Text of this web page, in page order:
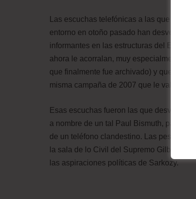
Las escuchas telefónicas a las que fue
entorno en otoño pasado han desvelado
informantes en las estructuras del Estado
ahora le acorralan, muy especialmente,
que finalmente fue archivado) y que
misma campaña de 2007 que le valió a
Esas escuchas fueron las que
a nombre de un tal Paul Bismuth, para
de un teléfono clandestino. Las
la sala de lo Civil del Supremo Gilbert
las aspiraciones políticas de Sarkozy.